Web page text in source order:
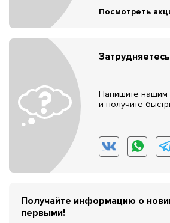
Посмотреть
Напишите нашим
и получите
Получайте информацию о
первыми!